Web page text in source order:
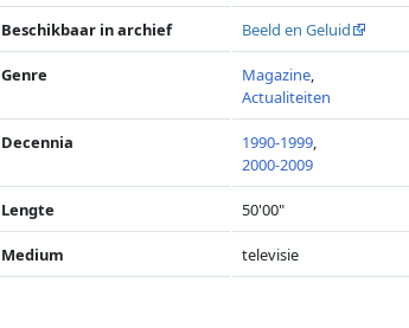
Beschikbaar in archief Beeld en Geluid
Genre Magazine,
Actualiteiten
Decennia 1990-1999,
2000-2009
Lengte 50'00"
Medium televisie